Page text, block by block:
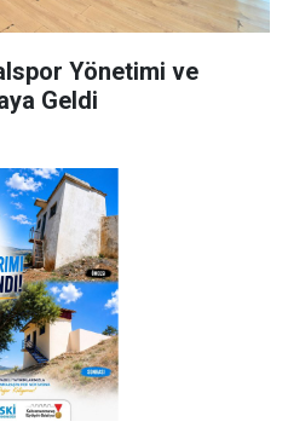
Yönetimi ve
Geldi